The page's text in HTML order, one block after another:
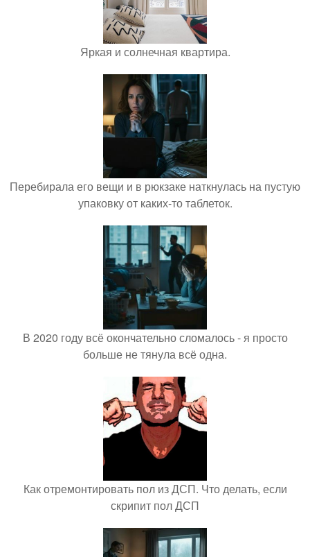
Яркая и солнечная квартира.
Перебирала его вещи и в рюкзаке наткнулась на пустую
упаковку от каких-то таблеток.
В 2020 году всё окончательно сломалось - я просто
больше не тянула всё одна.
Как отремонтировать пол из ДСП. Что делать, если
скрипит пол ДСП